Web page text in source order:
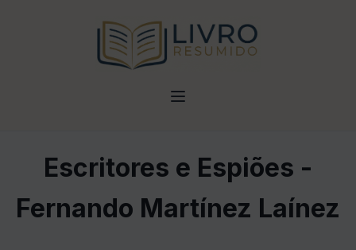
Escritores e Espiões -
Fernando Martínez Laínez